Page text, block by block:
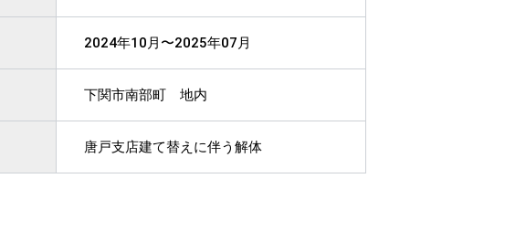
2024年10月〜2025年07月
下関市南部町 地内
唐戸支店建て替えに伴う解体